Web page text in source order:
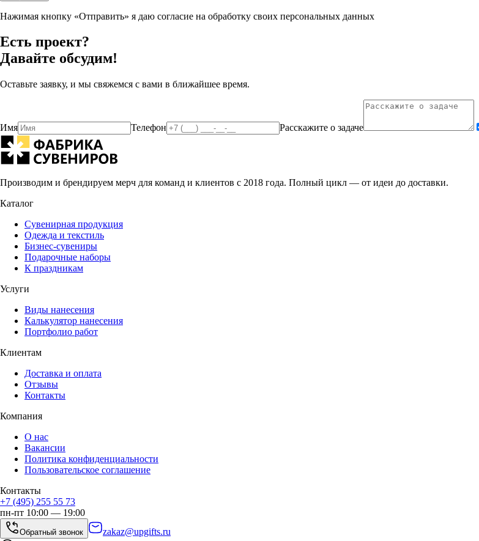
Нажимая кнопку «Отправить» я даю согласие на обработку своих персональных данных
Есть проект?
Давайте обсудим!
Оставьте заявку, и мы свяжемся с вами в ближайшее время.
Имя Телефон Расскажите о задаче
Производим и брендируем мерч для команд и клиентов с 2018 года. Полный цикл — от идеи до доставки.
Каталог
Сувенирная продукция
Одежда и текстиль
Бизнес-сувениры
Подарочные наборы
К праздникам
Услуги
Виды нанесения
Калькулятор нанесения
Портфолио работ
Клиентам
Доставка и оплата
Отзывы
Контакты
Компания
О нас
Вакансии
Политика конфиденциальности
Пользовательское соглашение
Контакты
+7 (495) 255 55 73
пн-пт 10:00 — 19:00
Обратный звонок zakaz@upgifts.ru